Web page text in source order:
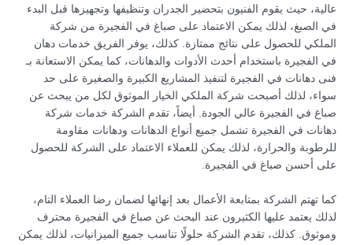
عالية، حيث يقوم الفنيون بتحضير الجدران وتنظيفها وتجهيزها قبل البدء
في الصبغ، لذلك يمكن الاعتماد على صباغ في الفجيرة من شركة
الملكي للحصول على نتائج ممتازة. كذلك، يوفر الفريق خدمات دهان
في الفجيرة باستخدام أحدث الأدوات والدهانات، كما يمكن الاستعانة بـ
فنى دهانات في الفجيرة لتنفيذ المشاريع الكبيرة والصغيرة على حد
سواء، لذلك أصبحت شركة الملكي الخيار الموثوق لكل من يبحث عن
صباغ في الفجيرة عالي الجودة. أيضاً، تقدم الشركة خدمات شركة
دهانات في الفجيرة تشمل جميع أنواع الدهانات ودهانات مقاومة
للرطوبة والحرارة، لذلك يمكن للعملاء الاعتماد على الشركة للحصول
على أحسن صباغ في الفجيرة.
كما تهتم الشركة بمتابعة الأعمال بعد إنهائها لضمان رضا العملاء التام،
لذلك يعتمد عليها الكثيرون عند البحث عن صباغ في الفجيرة محترف
وموثوق. كذلك، تقدم الشركة حلولًا تناسب جميع الميزانيات، لذلك يمكن